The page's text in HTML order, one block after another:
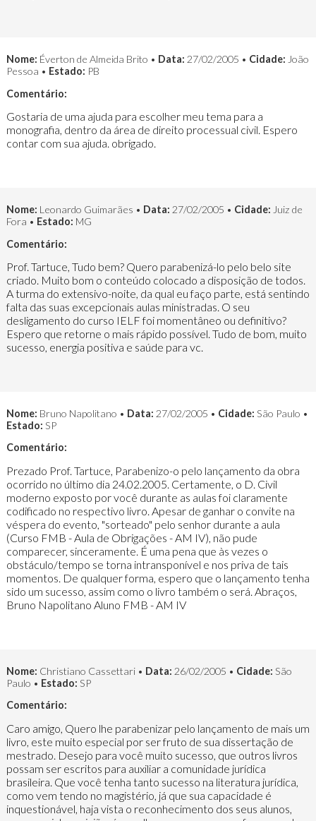
Nome: Éverton de Almeida Brito • Data: 27/02/2005 • Cidade: João
Pessoa • Estado: PB
Comentário:
Gostaria de uma ajuda para escolher meu tema para a
monografia, dentro da área de direito processual civil. Espero
contar com sua ajuda. obrigado.
Nome: Leonardo Guimarães • Data: 27/02/2005 • Cidade: Juiz de
Fora • Estado: MG
Comentário:
Prof. Tartuce, Tudo bem? Quero parabenizá-lo pelo belo site
criado. Muito bom o conteúdo colocado a disposição de todos.
A turma do extensivo-noite, da qual eu faço parte, está sentindo
falta das suas excepcionais aulas ministradas. O seu
desligamento do curso IELF foi momentâneo ou definitivo?
Espero que retorne o mais rápido possível. Tudo de bom, muito
sucesso, energia positiva e saúde para vc.
Nome: Bruno Napolitano • Data: 27/02/2005 • Cidade: São Paulo •
Estado: SP
Comentário:
Prezado Prof. Tartuce, Parabenizo-o pelo lançamento da obra
ocorrido no último dia 24.02.2005. Certamente, o D. Civil
moderno exposto por você durante as aulas foi claramente
codificado no respectivo livro. Apesar de ganhar o convite na
véspera do evento, "sorteado" pelo senhor durante a aula
(Curso FMB - Aula de Obrigações - AM IV), não pude
comparecer, sinceramente. É uma pena que às vezes o
obstáculo/tempo se torna intransponível e nos priva de tais
momentos. De qualquer forma, espero que o lançamento tenha
sido um sucesso, assim como o livro também o será. Abraços,
Bruno Napolitano Aluno FMB - AM IV
Nome: Christiano Cassettari • Data: 26/02/2005 • Cidade: São
Paulo • Estado: SP
Comentário:
Caro amigo, Quero lhe parabenizar pelo lançamento de mais um
livro, este muito especial por ser fruto de sua dissertação de
mestrado. Desejo para você muito sucesso, que outros livros
possam ser escritos para auxiliar a comunidade jurídica
brasileira. Que você tenha tanto sucesso na literatura jurídica,
como vem tendo no magistério, já que sua capacidade é
inquestionável, haja vista o reconhecimento dos seus alunos,